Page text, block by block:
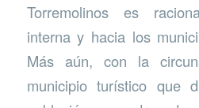
Torremolinos es
interna y hacia los
Más aún, con la
municipio turístico que